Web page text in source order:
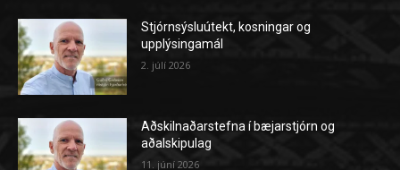
Stjórnsýsluútekt, kosningar og
upplýsingamál
2. júlí 2026
Aðskilnaðarstefna í bæjarstjórn og
aðalskipulag
11. júní 2026